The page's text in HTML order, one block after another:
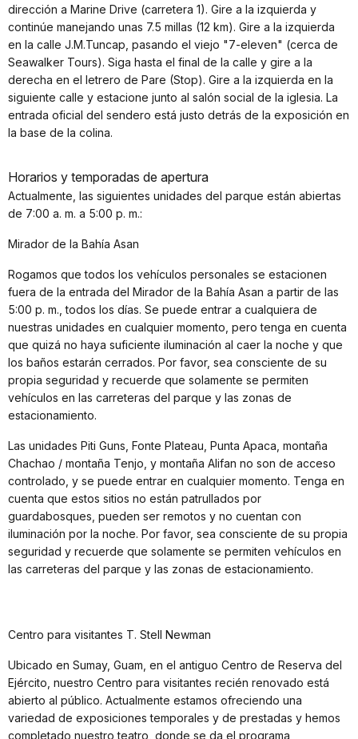
dirección a Marine Drive (carretera 1). Gire a la izquierda y
continúe manejando unas 7.5 millas (12 km). Gire a la izquierda
en la calle J.M.Tuncap, pasando el viejo "7-eleven" (cerca de
Seawalker Tours). Siga hasta el final de la calle y gire a la
derecha en el letrero de Pare (Stop). Gire a la izquierda en la
siguiente calle y estacione junto al salón social de la iglesia. La
entrada oficial del sendero está justo detrás de la exposición en
la base de la colina.
Horarios y temporadas de apertura
Actualmente, las siguientes unidades del parque están abiertas
de 7:00 a. m. a 5:00 p. m.:
Mirador de la Bahía Asan
Rogamos que todos los vehículos personales se estacionen
fuera de la entrada del Mirador de la Bahía Asan a partir de las
5:00 p. m., todos los días. Se puede entrar a cualquiera de
nuestras unidades en cualquier momento, pero tenga en cuenta
que quizá no haya suficiente iluminación al caer la noche y que
los baños estarán cerrados. Por favor, sea consciente de su
propia seguridad y recuerde que solamente se permiten
vehículos en las carreteras del parque y las zonas de
estacionamiento.
Las unidades Piti Guns, Fonte Plateau, Punta Apaca, montaña
Chachao / montaña Tenjo, y montaña Alifan no son de acceso
controlado, y se puede entrar en cualquier momento. Tenga en
cuenta que estos sitios no están patrullados por
guardabosques, pueden ser remotos y no cuentan con
iluminación por la noche. Por favor, sea consciente de su propia
seguridad y recuerde que solamente se permiten vehículos en
las carreteras del parque y las zonas de estacionamiento.
Centro para visitantes T. Stell Newman
Ubicado en Sumay, Guam, en el antiguo Centro de Reserva del
Ejército, nuestro Centro para visitantes recién renovado está
abierto al público. Actualmente estamos ofreciendo una
variedad de exposiciones temporales y de prestadas y hemos
completado nuestro teatro, donde se da el programa